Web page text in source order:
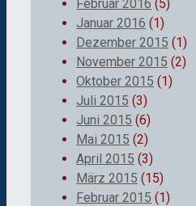
Februar 2016 (5)
Januar 2016 (1)
Dezember 2015 (1)
November 2015 (2)
Oktober 2015 (1)
Juli 2015 (3)
Juni 2015 (6)
Mai 2015 (2)
April 2015 (3)
März 2015 (15)
Februar 2015 (1)